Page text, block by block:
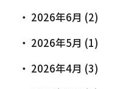
2026年6月 (2)
2026年5月 (1)
2026年4月 (3)